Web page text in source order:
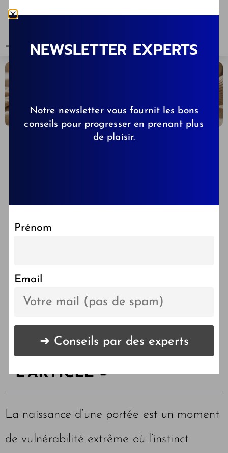
LES POINTS CLÉS DE
L'ARTICLE 🔑
La naissance d’une portée est un moment
de vulnérabilité extrême où l’instinct
NEWSLETTER EXPERTS
Notre newsletter vous fournit les bons
conseils pour progresser en prenant plus
de plaisir.
Prénom
Email